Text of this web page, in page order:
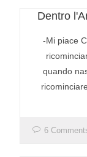
Dentro
-Mi piace
quando
6